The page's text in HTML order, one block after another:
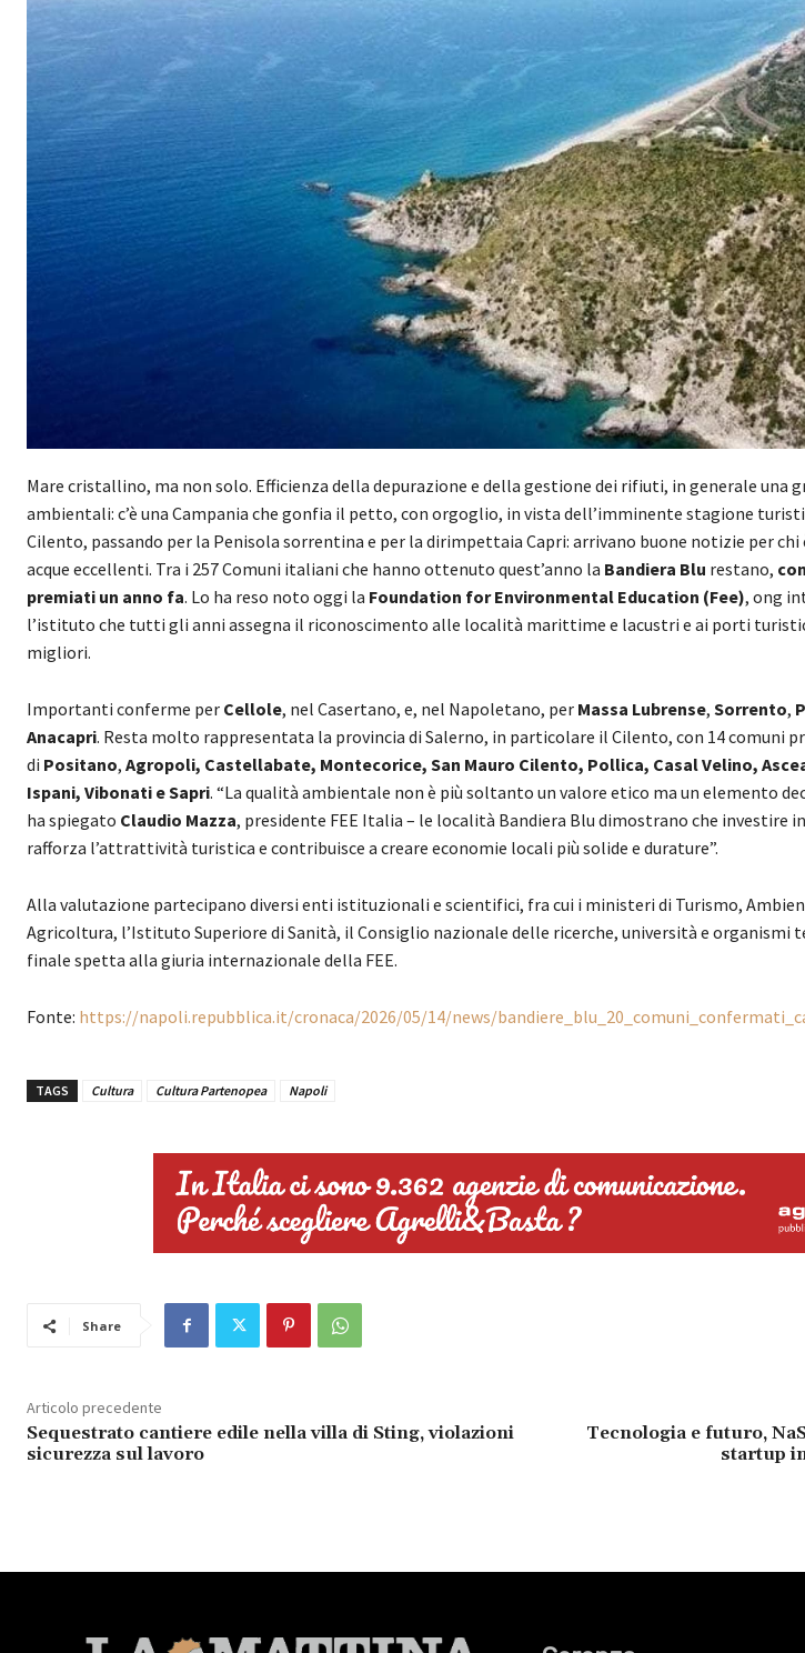
Mare cristallino, ma non solo. Efficienza della depurazione e della gestione dei rifiuti, in generale una
ambientali: c’è una Campania che gonfia il petto, con orgoglio, in vista dell’imminente stagione
Cilento, passando per la Penisola sorrentina e per la dirimpettaia Capri: arrivano buone notizie per
acque eccellenti. Tra i 257 Comuni italiani che hanno ottenuto quest’anno la Bandiera Blu restano,
premiati un anno fa. Lo ha reso noto oggi la Foundation for Environmental Education (Fee), ong
l’istituto che tutti gli anni assegna il riconoscimento alle località marittime e lacustri e ai porti turistici
migliori.
Importanti conferme per Cellole, nel Casertano, e, nel Napoletano, per Massa Lubrense, Sorrento,
Anacapri. Resta molto rappresentata la provincia di Salerno, in particolare il Cilento, con 14 comuni
di Positano, Agropoli, Castellabate, Montecorice, San Mauro Cilento, Pollica, Casal Velino,
Ispani, Vibonati e Sapri. “La qualità ambientale non è più soltanto un valore etico ma un elemento
ha spiegato Claudio Mazza, presidente FEE Italia – le località Bandiera Blu dimostrano che investire
rafforza l’attrattività turistica e contribuisce a creare economie locali più solide e durature”.
Alla valutazione partecipano diversi enti istituzionali e scientifici, fra cui i ministeri di Turismo,
Agricoltura, l’Istituto Superiore di Sanità, il Consiglio nazionale delle ricerche, università e organismi
finale spetta alla giuria internazionale della FEE.
Fonte: https://napoli.repubblica.it/cronaca/2026/05/14/news/
TAGS Cultura Cultura Partenopea Napoli
Share
Articolo precedente
Sequestrato cantiere edile nella villa di Sting, violazioni
sicurezza sul lavoro
Tecnologia e futuro,
startup